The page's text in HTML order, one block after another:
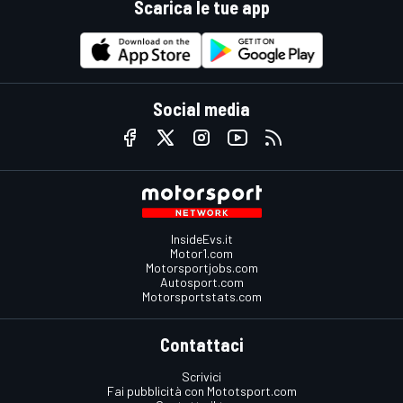
Scarica le tue app
Social media
InsideEvs.it
Motor1.com
Motorsportjobs.com
Autosport.com
Motorsportstats.com
Contattaci
Scrivici
Fai pubblicità con Mototsport.com